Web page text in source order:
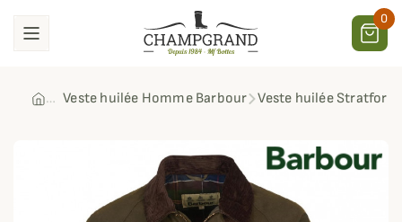
0
Veste huilée Homme Barbour Veste huilée Stratford